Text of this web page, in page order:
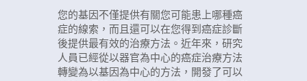
您的基因不僅提供有關您可能患上哪種癌
症的線索，而且還可以在您得到癌症診斷
後提供最有效的治療方法。近年來，研究
人員已經從以器官為中心的癌症治療方法
轉變為以基因為中心的方法，開發了可以